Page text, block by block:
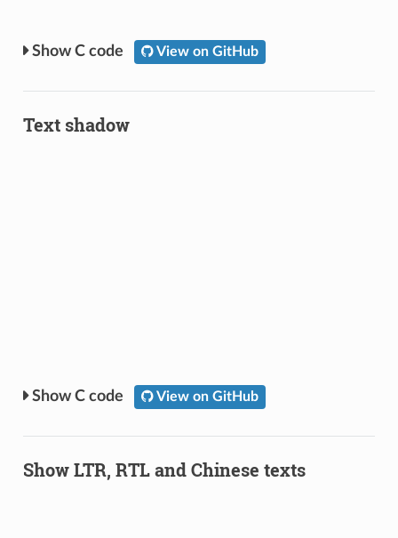
C code View on GitHub
Text shadow
C code View on GitHub
Show LTR, RTL and Chinese texts